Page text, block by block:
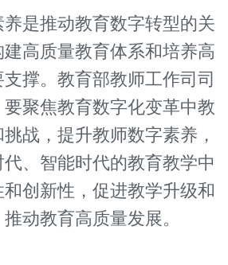
推动教育数字转型的关
高质量教育体系和培养高
撑。教育部教师工作司司
聚焦教育数字化变革中教
战，提升教师数字素养，
、智能时代的教育教学中
创新性，促进教学升级和
动教育高质量发展。